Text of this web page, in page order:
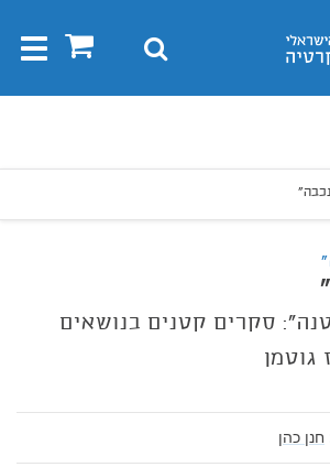
0 חיפוש
סקרים קטנים בנושאים
גוטמן
חנן כהן